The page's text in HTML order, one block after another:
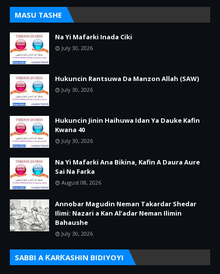
MASU TASHE
Na Yi Mafarki Inada Ciki
July 30, 2026
Hukuncin Rantsuwa Da Manzon Allah (SAW)
July 30, 2026
Hukuncin Jinin Haihuwa Idan Ya Dauke Kafin
Kwana 40
July 30, 2026
Na Yi Mafarki Ana Bikina, Kafin A Daura Aure
Sai Na Farka
August 08, 2026
Annobar Magudin Neman Takardar Shedar
Ilimi: Nazari a Kan Al’adar Neman Ilimin
Bahaushe
July 30, 2026
SABBI A ƘARƘASHIN BIDIYOYI